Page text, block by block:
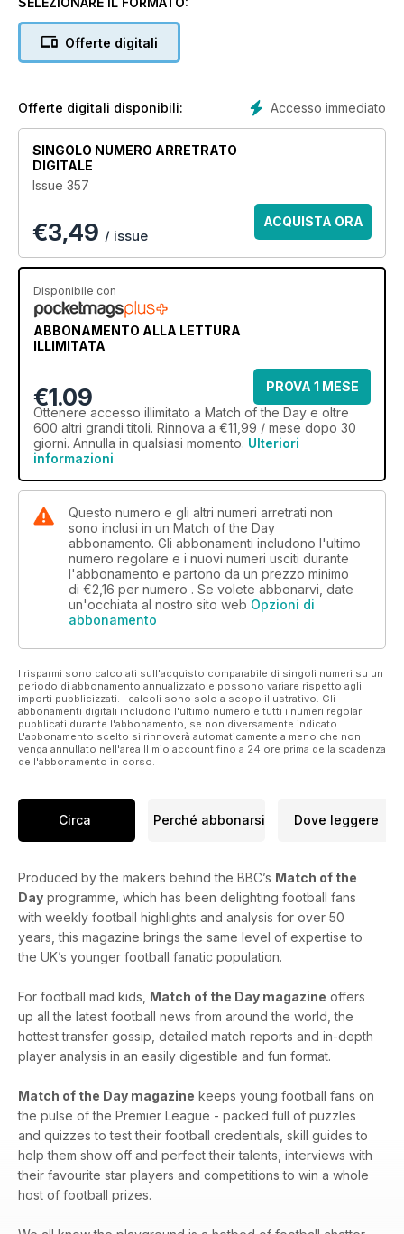
Offerte digitali
Accesso immediato
Offerte digitali disponibili:
SINGOLO NUMERO ARRETRATO
DIGITALE
Issue 357
€3,49 / issue
ACQUISTA ORA
Disponibile con
ABBONAMENTO ALLA LETTURA
ILLIMITATA
€1.09
PROVA 1 MESE
Ottenere accesso illimitato a Match of the Day e oltre
600 altri grandi titoli. Rinnova a €11,99 / mese dopo 30
giorni. Annulla in qualsiasi momento. Ulteriori
informazioni
Questo numero e gli altri numeri arretrati non
sono inclusi in un Match of the Day
abbonamento. Gli abbonamenti includono l'ultimo
numero regolare e i nuovi numeri usciti durante
l'abbonamento e partono da un prezzo minimo
di €2,16 per numero . Se volete abbonarvi, date
un'occhiata al nostro sito web Opzioni di
abbonamento
I risparmi sono calcolati sull'acquisto comparabile di singoli numeri su un
periodo di abbonamento annualizzato e possono variare rispetto agli
importi pubblicizzati. I calcoli sono solo a scopo illustrativo. Gli
abbonamenti digitali includono l'ultimo numero e tutti i numeri regolari
pubblicati durante l'abbonamento, se non diversamente indicato.
L'abbonamento scelto si rinnoverà automaticamente a meno che non
venga annullato nell'area Il mio account fino a 24 ore prima della scadenza
dell'abbonamento in corso.
Circa Perché abbonarsi Dove leggere
Produced by the makers behind the BBC’s Match of the
Day programme, which has been delighting football fans
with weekly football highlights and analysis for over 50
years, this magazine brings the same level of expertise to
the UK’s younger football fanatic population.
For football mad kids, Match of the Day magazine offers
up all the latest football news from around the world, the
hottest transfer gossip, detailed match reports and in-depth
player analysis in an easily digestible and fun format.
Match of the Day magazine keeps young football fans on
the pulse of the Premier League - packed full of puzzles
and quizzes to test their football credentials, skill guides to
help them show off and perfect their talents, interviews with
their favourite star players and competitions to win a whole
host of football prizes.